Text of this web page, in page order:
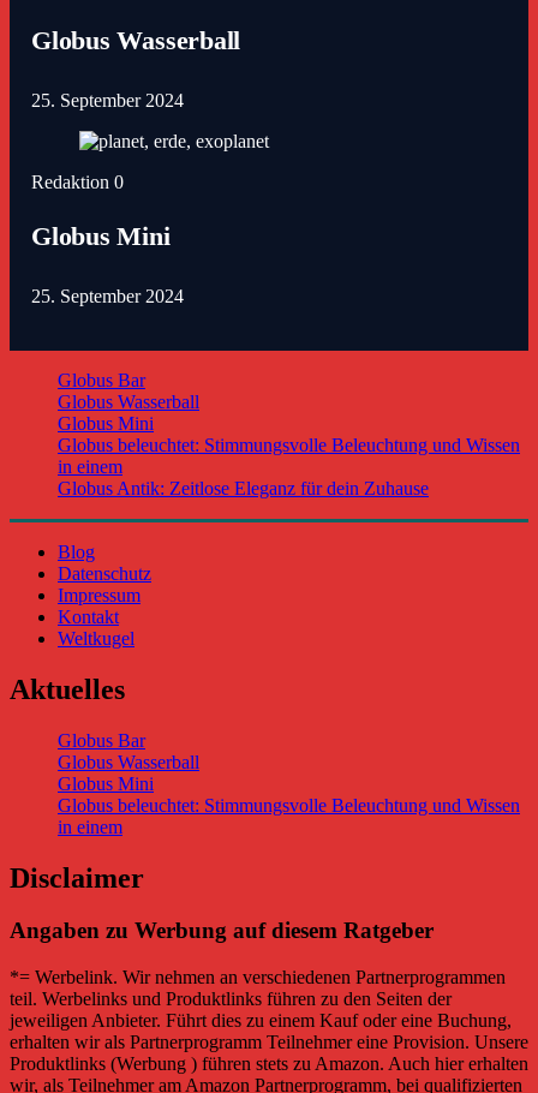
Globus Wasserball
25. September 2024
Redaktion 0
Globus Mini
25. September 2024
Globus Bar
Globus Wasserball
Globus Mini
Globus beleuchtet: Stimmungsvolle Beleuchtung und Wissen
in einem
Globus Antik: Zeitlose Eleganz für dein Zuhause
Blog
Datenschutz
Impressum
Kontakt
Weltkugel
Aktuelles
Globus Bar
Globus Wasserball
Globus Mini
Globus beleuchtet: Stimmungsvolle Beleuchtung und Wissen
in einem
Disclaimer
Angaben zu Werbung auf diesem Ratgeber
*= Werbelink. Wir nehmen an verschiedenen Partnerprogrammen
teil. Werbelinks und Produktlinks führen zu den Seiten der
jeweiligen Anbieter. Führt dies zu einem Kauf oder eine Buchung,
erhalten wir als Partnerprogramm Teilnehmer eine Provision. Unsere
Produktlinks (Werbung ) führen stets zu Amazon. Auch hier erhalten
wir, als Teilnehmer am Amazon Partnerprogramm, bei qualifizierten